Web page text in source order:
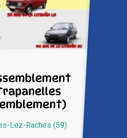
Lez-Raches (59)